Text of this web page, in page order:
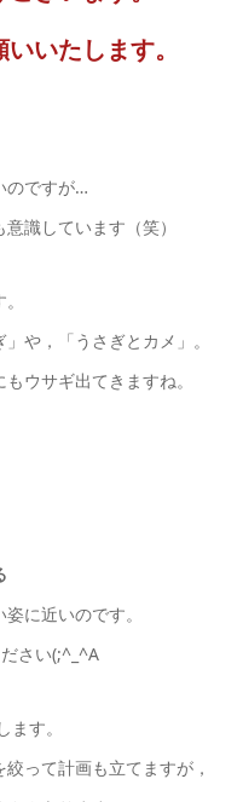
いたします。
のですが…
識しています（笑）
や，「うさぎとカメ」。
ウサギ出てきますね。
に近いのです。
さい(;^_^A
す。
って計画も立てますが，